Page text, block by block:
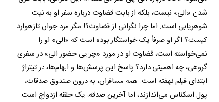
شدن «الی» نیست، بلکه از بابت قضاوت درباره‌ سفر او به نیت
شوهریابی است. اما چرا نگرانی از قضاوت؟! مگر مرد جوان تازه‎وارد
کیست؟ اگر او صرفاً یک خواستگار بوده است که «الی» او را
نمی‌خواسته است، قضاوت او در مورد «چرایی حضور الی» در سفری
گروهی، چه اهمیتی دارد؟ پاسخ این پرسش‌ها و ابهام‌ها، در تیتراژ
ابتدای فیلم نهفته است. همه مسافران، به درون صندوق صدقات،
پول اسکناس می‌اندازند، اما آخرین صدقه، یک حلقه ازدواج است.